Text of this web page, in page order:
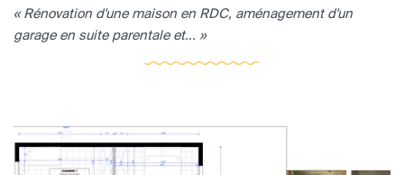
« Rénovation d'une maison en RDC, aménagement d'un
garage en suite parentale et... »